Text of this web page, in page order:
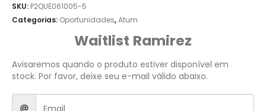
SKU: P2QUE061005-5
Categorias: Oportunidades,Atum
Waitlist Ramirez
Avisaremos quando o produto estiver disponível em
stock. Por favor, deixe seu e-mail válido abaixo.